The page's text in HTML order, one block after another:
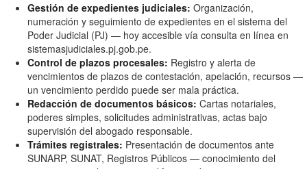
Gestión de expedientes judiciales: Organización,
numeración y seguimiento de expedientes en el sistema del
Poder Judicial (PJ) — hoy accesible vía consulta en línea en
sistemasjudiciales.pj.gob.pe.
Control de plazos procesales: Registro y alerta de
vencimientos de plazos de contestación, apelación, recursos —
un vencimiento perdido puede ser mala práctica.
Redacción de documentos básicos: Cartas notariales,
poderes simples, solicitudes administrativas, actas bajo
supervisión del abogado responsable.
Trámites registrales: Presentación de documentos ante
SUNARP, SUNAT, Registros Públicos — conocimiento del